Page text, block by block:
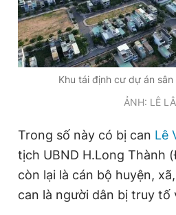
0906 645 777
Đặt báo Quảng cáo RSS
Tổng biên tập: Nguyễn Ngọc Toàn
Phó tổng biên tập thường trực: Hải
Phó tổng biên tập: Lâm Hiếu Dũng
Phó tổng biên tập: Trần Việt Hưng
Giấy phép xuất bản số 110/GP -
© 2003-2026 Bản quyền thuộc về
chép dưới mọi hình thức nếu không
bản. Phát triển bởi ePi Technologies,
Khu tái định cư dự án
ẢNH: LÊ
Trong số này có bị can Lê
tịch UBND H.Long Thành
còn lại là cán bộ huyện,
can là người dân bị truy tố